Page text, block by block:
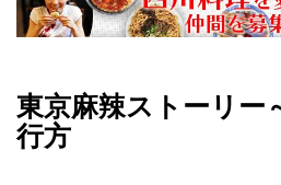
東京麻辣ストーリー
行方